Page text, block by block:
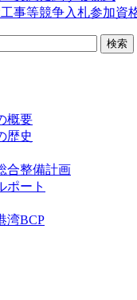
事等競争入札参加資
概要
歴史
合整備計画
ポート
湾BCP